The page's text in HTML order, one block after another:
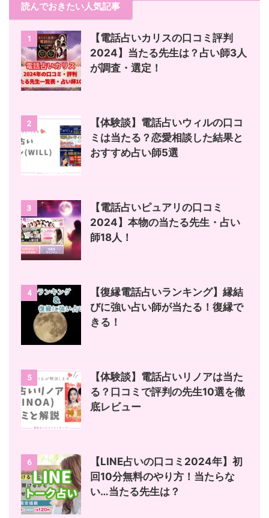
読んでおきたい人気記事
1
【電話占いカリスの口コミ評判
2024】当たる先生は？占い師3人
が調査・選定！
2
【体験談】電話占いウィルの口コ
ミは当たる？恋愛相談した結果と
おすすめ占い師5選
3
【電話占いピュアリの口コミ
2024】本物の当たる先生・占い
師18人！
4
【復縁電話占いランキング】縁結
びに強い占い師が当たる！復縁で
きる！
5
【体験談】電話占いリノアは当た
る？口コミで評判の先生10選を徹
底レビュー
6
【LINE占いの口コミ2024年】初
回10分無料のやり方！当たらな
い…当たる先生は？